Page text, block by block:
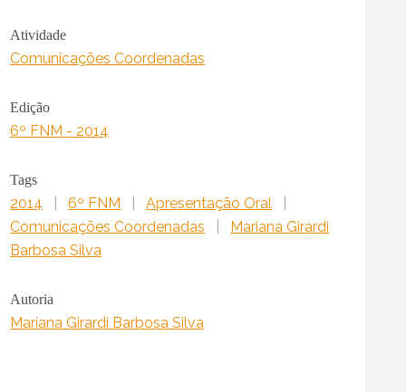
Atividade
Comunicações Coordenadas
Edição
6º FNM - 2014
Tags
2014 6º FNM Apresentação Oral
Comunicações Coordenadas
Mariana Girardi
Barbosa Silva
Autoria
Mariana Girardi Barbosa Silva